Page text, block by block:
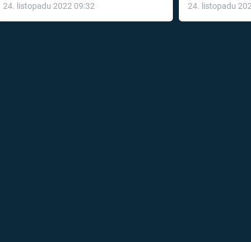
léky
24. listopadu 2022 09:32 24. listopadu